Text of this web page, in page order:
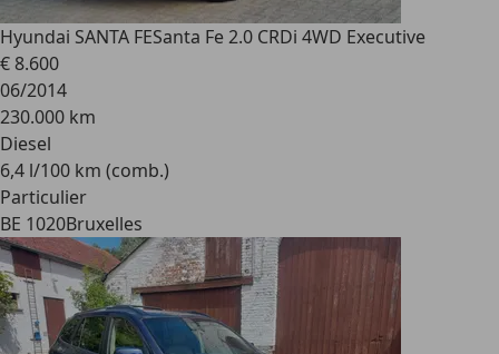
Hyundai SANTA FESanta Fe 2.0 CRDi 4WD Executive
€ 8.600
06/2014
230.000 km
Diesel
6,4 l/100 km (comb.)
Particulier
BE 1020Bruxelles